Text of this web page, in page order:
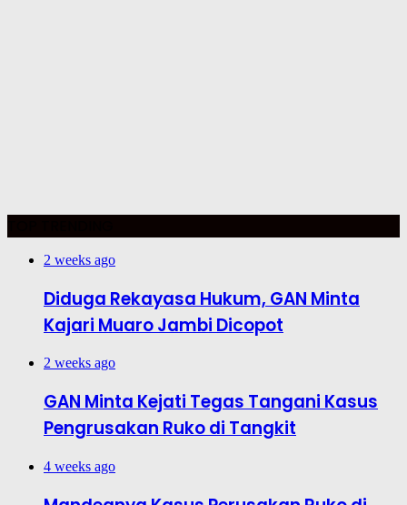
2 weeks ago
Diduga Rekayasa Hukum, GAN Minta
Kajari Muaro Jambi Dicopot
2 weeks ago
GAN Minta Kejati Tegas Tangani Kasus
Pengrusakan Ruko di Tangkit
4 weeks ago